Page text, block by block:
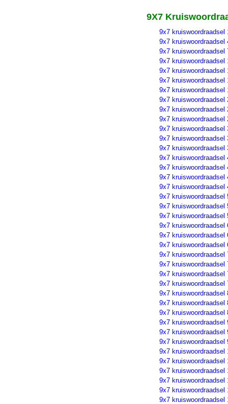
9X7
9x7 kruiswoordraadsel
9x7 kruiswoordraadsel
9x7 kruiswoordraadsel
9x7 kruiswoordraadsel
9x7 kruiswoordraadsel
9x7 kruiswoordraadsel
9x7 kruiswoordraadsel
9x7 kruiswoordraadsel
9x7 kruiswoordraadsel
9x7 kruiswoordraadsel
9x7 kruiswoordraadsel
9x7 kruiswoordraadsel
9x7 kruiswoordraadsel
9x7 kruiswoordraadsel
9x7 kruiswoordraadsel
9x7 kruiswoordraadsel
9x7 kruiswoordraadsel
9x7 kruiswoordraadsel
9x7 kruiswoordraadsel
9x7 kruiswoordraadsel
9x7 kruiswoordraadsel
9x7 kruiswoordraadsel
9x7 kruiswoordraadsel
9x7 kruiswoordraadsel
9x7 kruiswoordraadsel
9x7 kruiswoordraadsel
9x7 kruiswoordraadsel
9x7 kruiswoordraadsel
9x7 kruiswoordraadsel
9x7 kruiswoordraadsel
9x7 kruiswoordraadsel
9x7 kruiswoordraadsel
9x7 kruiswoordraadsel
9x7 kruiswoordraadsel
9x7 kruiswoordraadsel
9x7 kruiswoordraadsel
9x7 kruiswoordraadsel
9x7 kruiswoordraadsel
9x7 kruiswoordraadsel